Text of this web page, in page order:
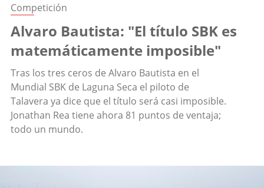
Competición
Alvaro Bautista: "El título SBK es
matemáticamente imposible"
Tras los tres ceros de Alvaro Bautista en el
Mundial SBK de Laguna Seca el piloto de
Talavera ya dice que el título será casi imposible.
Jonathan Rea tiene ahora 81 puntos de ventaja;
todo un mundo.